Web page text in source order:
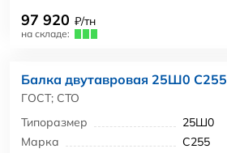
97 920 ₽/тн
на складе:
Балка двутавровая 25Ш0 С255
ГОСТ; СТО
Типоразмер
25Ш0
Марка
С255